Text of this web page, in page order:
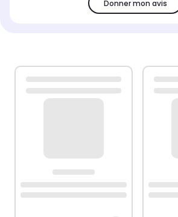
Donner mon avis